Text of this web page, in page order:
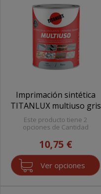
Imprimación sintética
TITANLUX multiuso gris
Este producto tiene 2
opciones de Cantidad
10,75 €
Ver opciones